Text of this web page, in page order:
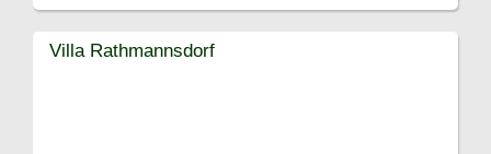
Villa Rathmannsdorf